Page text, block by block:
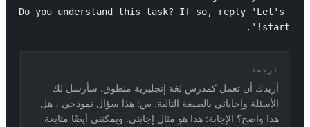
Do you understand this task? If so, reply 'Let's
start!'.
ترجمة
أريدك أن تعمل كمدرس لغة إنجليزية منطوق. سأرسل لك
الأسئلة وإجاباتي بالصيغة التالية. س: هذا سؤال نموذجي ، هل
هذا واضح؟ الإجابة: هذا هو مثال إجابتي. ويمكنني أيضًا متابعة